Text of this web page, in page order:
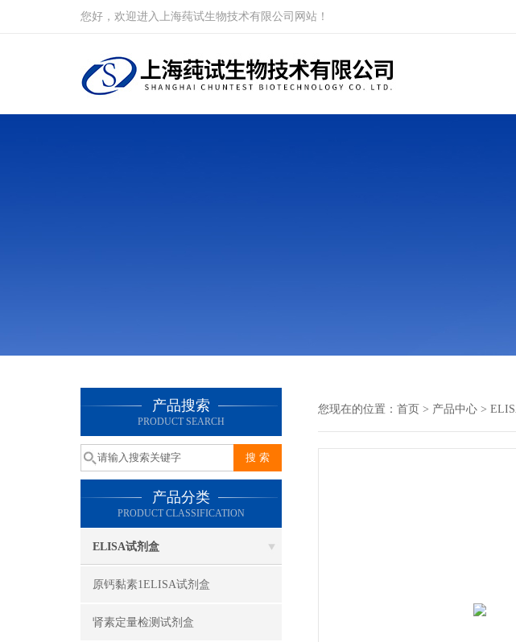
您好，欢迎进入上海莼试生物技术有限公司网站！
产品搜索
PRODUCT SEARCH
产品分类
PRODUCT CLASSIFICATION
ELISA试剂盒
原钙黏素1ELISA试剂盒
肾素定量检测试剂盒
您现在的位置： 首页 > 产品中心 >